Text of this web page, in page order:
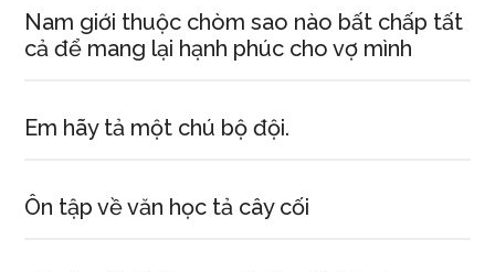
Nam giới thuộc chòm sao nào bất chấp tất
cả để mang lại hạnh phúc cho vợ mình
Em hãy tả một chú bộ đội.
Ôn tập về văn học tả cây cối